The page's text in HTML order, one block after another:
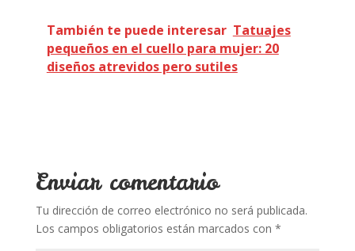
e
b
o
itt
er
er
e
st
m
bl
r
at
s
m
p
También te puede interesar Tatuajes
pequeños en el cuello para mujer: 20
diseños atrevidos pero sutiles
Enviar comentario
Tu dirección de correo electrónico no será publicada.
Los campos obligatorios están marcados con *